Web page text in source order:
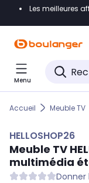
Accéder
Accéder
Accéder
Les meilleures
Menu
Accueil Meuble TV
HELLOSHOP26
Meuble TV
multimédia
Donner